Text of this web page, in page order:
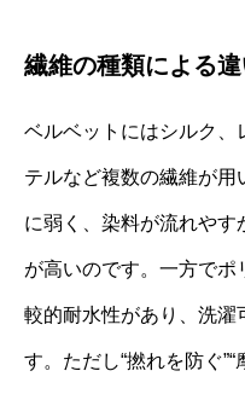
繊維の種類による
ベルベットにはシルク、
テルなど複数の繊維が用
に弱く、染料が流れやす
が高いのです。一方でポ
較的耐水性があり、洗濯
す。ただし“撚れを防ぐ